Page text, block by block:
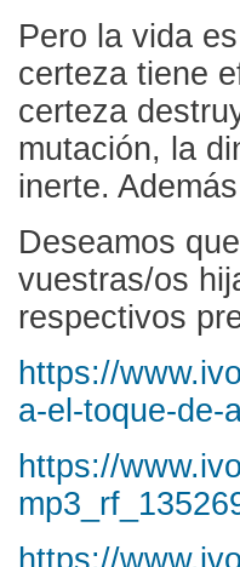
Pero la vida
certeza tiene
certeza
mutación, la
inerte.
Deseamos
vuestras/os
respectivos
https://
a-el-toque-de-
https://
https://